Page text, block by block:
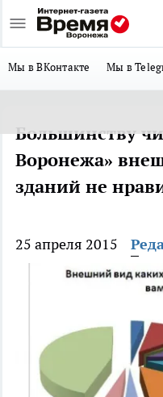
Мы в ВКонтакте Мы в
Большинству
Воронежа»
зданий не
25 апреля 2015